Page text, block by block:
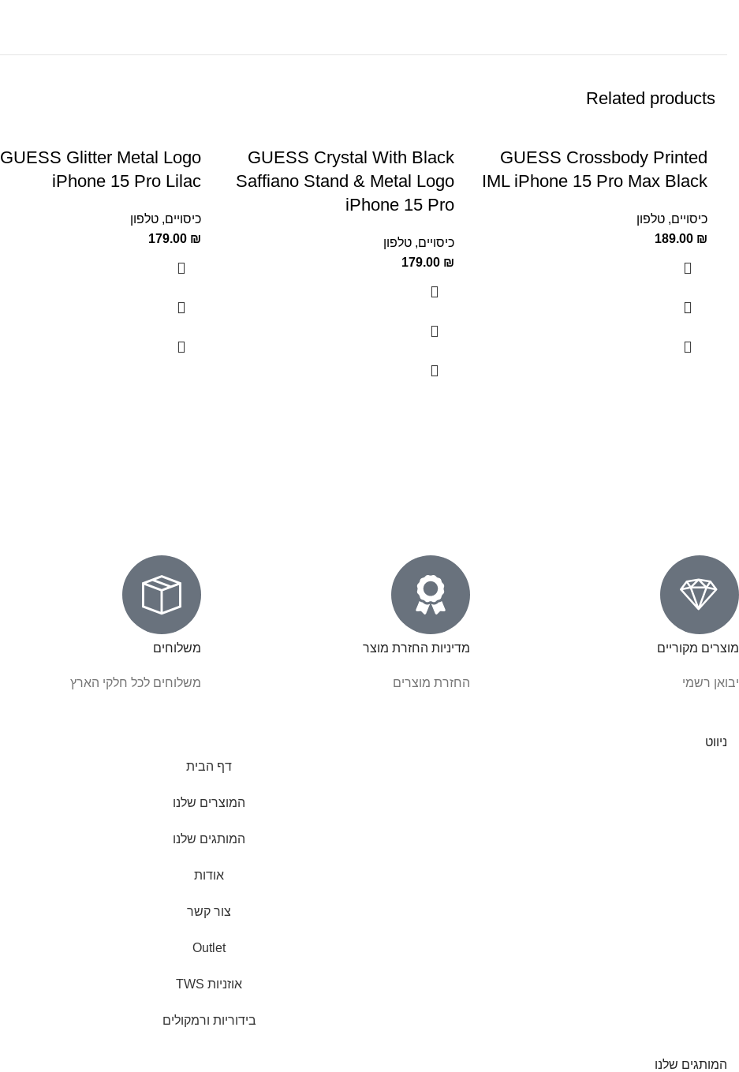
Related products
GUESS Crossbody Printed
IML iPhone 15 Pro Max Black
כיסויים, טלפון
189.00 ₪
GUESS Crystal With Black
Saffiano Stand & Metal Logo
iPhone 15 Pro
כיסויים, טלפון
179.00 ₪
GUESS Glitter Metal Logo
iPhone 15 Pro Lilac
כיסויים, טלפון
179.00 ₪
מוצרים מקוריים
יבואן רשמי
מדיניות החזרת מוצר
החזרת מוצרים
משלוחים
משלוחים לכל חלקי הארץ
ניווט
דף הבית
המוצרים שלנו
המותגים שלנו
אודות
צור קשר
Outlet
אוזניות TWS
בידוריות ורמקולים
המותגים שלנו